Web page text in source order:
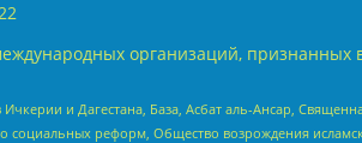
организаций, признанных
и Дагестана, База, Асбат аль-Ансар,
реформ, Общество возрождения